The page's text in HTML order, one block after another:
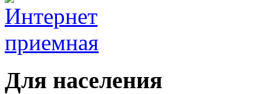
Для населения